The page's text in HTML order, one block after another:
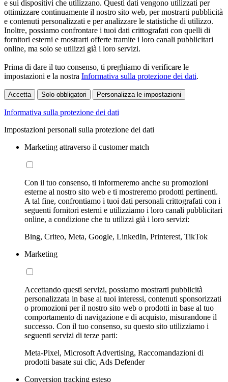
e sui dispositivi che utilizzano. Questi dati vengono utilizzati per
ottimizzare continuamente il nostro sito web, per mostrarti pubblicità
e contenuti personalizzati e per analizzare le statistiche di utilizzo.
Inoltre, possiamo confrontare i tuoi dati crittografati con quelli di
fornitori esterni e mostrarti offerte tramite i loro canali pubblicitari
online, ma solo se utilizzi già i loro servizi.
Prima di dare il tuo consenso, ti preghiamo di verificare le
impostazioni e la nostra Informativa sulla protezione dei dati.
Accetta Solo obbligatori Personalizza le impostazioni
Informativa sulla protezione dei dati
Impostazioni personali sulla protezione dei dati
Marketing attraverso il customer match
Con il tuo consenso, ti informeremo anche su promozioni
esterne al nostro sito web e ti mostreremo prodotti pertinenti.
A tal fine, confrontiamo i tuoi dati personali crittografati con i
seguenti fornitori esterni e utilizziamo i loro canali pubblicitari
online, a condizione che tu utilizzi già i loro servizi:
Bing, Criteo, Meta, Google, LinkedIn, Printerest, TikTok
Marketing
Accettando questi servizi, possiamo mostrarti pubblicità
personalizzata in base ai tuoi interessi, contenuti sponsorizzati
o promozioni per il nostro sito web o prodotti in base al tuo
comportamento di navigazione e di acquisto, misurandone il
successo. Con il tuo consenso, su questo sito utilizziamo i
seguenti servizi di terze parti:
Meta-Pixel, Microsoft Advertising, Raccomandazioni di
prodotti basate sui clic, Ads Defender
Conversion tracking esteso